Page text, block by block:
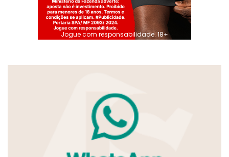
Jogue com responsabilidade. 18+